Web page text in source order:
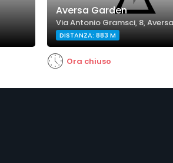
Aversa Garden
Via Antonio Gramsci, 8, Aversa
DISTANZA: 883 M
Ora chiuso